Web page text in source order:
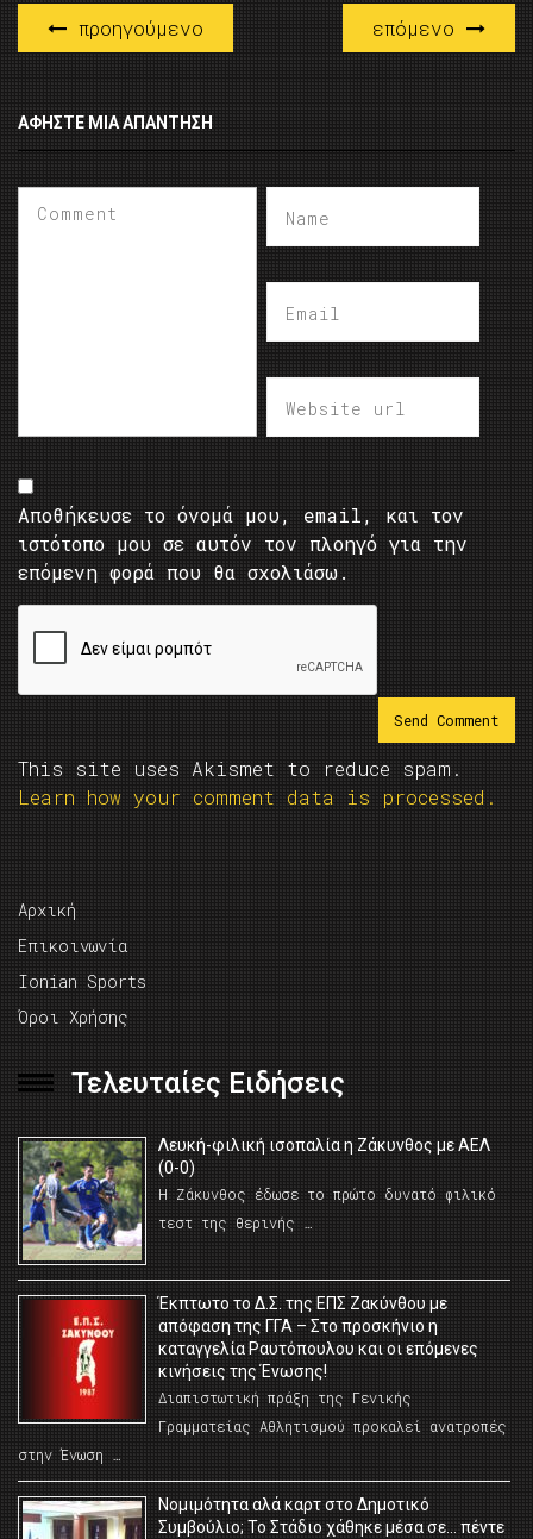
προηγούμενο επόμενο
ΑΦΉΣΤΕ ΜΙΑ ΑΠΆΝΤΗΣΗ
Αποθήκευσε το όνομά μου, email, και τον
ιστότοπο μου σε αυτόν τον πλοηγό για την
επόμενη φορά που θα σχολιάσω.
This site uses Akismet to reduce spam.
Learn how your comment data is processed.
Αρχική
Επικοινωνία
Ionian Sports
Όροι Χρήσης
Τελευταίες Ειδήσεις
Λευκή-φιλική ισοπαλία η Ζάκυνθος με ΑΕΛ
(0-0)
Η Ζάκυνθος έδωσε το πρώτο δυνατό φιλικό
τεστ της θερινής …
Έκπτωτο το Δ.Σ. της ΕΠΣ Ζακύνθου με
απόφαση της ΓΓΑ – Στο προσκήνιο η
καταγγελία Ραυτόπουλου και οι επόμενες
κινήσεις της Ένωσης!
Διαπιστωτική πράξη της Γενικής
Γραμματείας Αθλητισμού προκαλεί ανατροπές
στην Ένωση …
Νομιμότητα αλά καρτ στο Δημοτικό
Συμβούλιο; Το Στάδιο χάθηκε μέσα σε… πέντε